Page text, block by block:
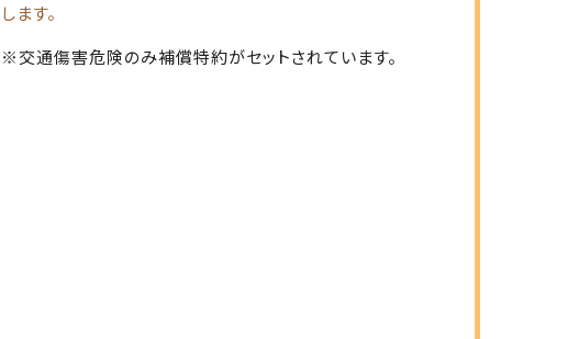
します。
※交通傷害危険のみ補償特約がセットされています。